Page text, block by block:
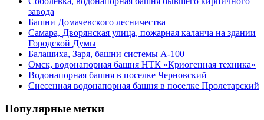
завода
Башни Домачевского лесничества
Самара, Дворянская улица, пожарная каланча на здании
Городской Думы
Балашиха, Заря, башни системы А-100
Омск, водонапорная башня НТК «Криогенная техника»
Водонапорная башня в поселке Черновский
Снесенная водонапорная башня в поселке Пролетарский
Популярные метки